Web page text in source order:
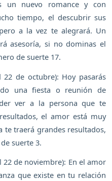
un nuevo romance y con
tiempo, el descubrir sus
a la vez te alegrará. Un
asesoría, si no dominas el
de suerte 17.
de octubre): Hoy pasarás
una fiesta o reunión de
ver a la persona que te
el amor está muy
te traerá grandes resultados,
suerte 3.
22 de noviembre): En el amor
que existe en tu relación